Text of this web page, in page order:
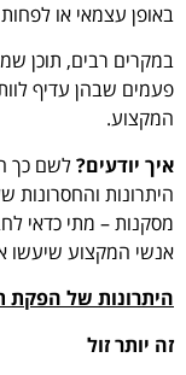
באופן עצמאי או
במקרים רבים, תוכן
פעמים שבהן עדיף
המקצוע.
איך יודעים?לשם כך
היתרונות
מסקנות – מתי כדאי
אנשי המקצוע שיעשו
היתרונות של הפקת
זה יותר זול